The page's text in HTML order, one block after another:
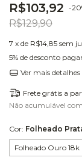
R$103,92 -20
R$129,90
7 x de R$14,85 sem
5% de desconto
Ver mais detalhes
Frete grátis a
Não acumulável
Cor: Folheado
Folheado Ouro 18k